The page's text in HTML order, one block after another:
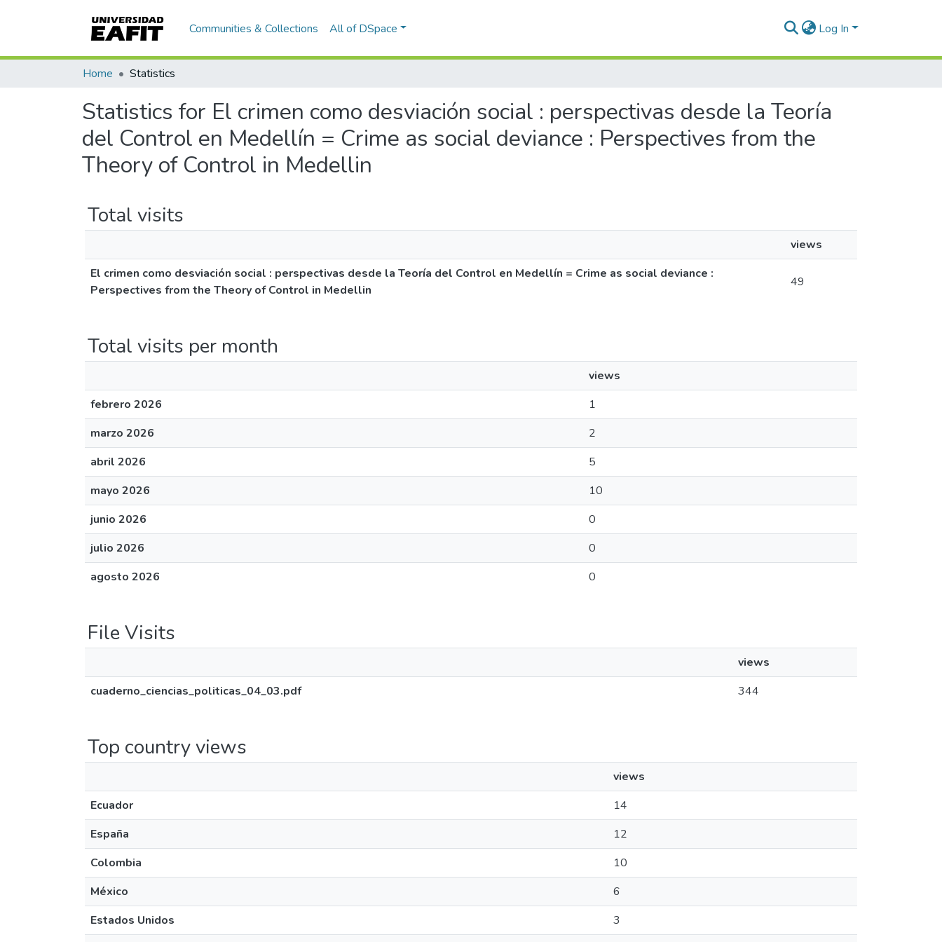
Communities & Collections All of DSpace Log In
Home Statistics
Statistics for El crimen como desviación social : perspectivas desde la Teoría
del Control en Medellín = Crime as social deviance : Perspectives from the
Theory of Control in Medellin
Total visits
views
El crimen como desviación social : perspectivas desde la Teoría del Control en Medellín = Crime as social deviance :
Perspectives from the Theory of Control in Medellin
49
Total visits per month
views
febrero 2026
1
marzo 2026
2
abril 2026
5
mayo 2026
10
junio 2026
0
julio 2026
0
agosto 2026
0
File Visits
views
cuaderno_ciencias_politicas_04_03.pdf
344
Top country views
views
Ecuador
14
España
12
Colombia
10
México
6
Estados Unidos
3